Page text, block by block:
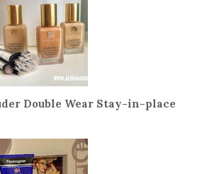
Double Wear Stay-in-place